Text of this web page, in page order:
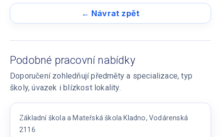
← Návrat zpět
Podobné pracovní nabídky
Doporučení zohledňují předměty a specializace, typ
školy, úvazek i blízkost lokality.
Základní škola a Mateřská škola Kladno, Vodárenská
2116